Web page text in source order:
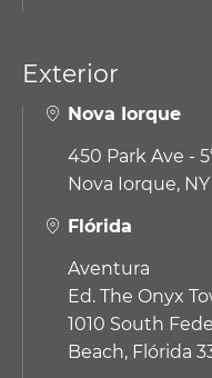
Exterior
Nova Iorque
450 Park Ave -
Nova Iorque,
Flórida
Aventura
Ed. The Onyx
1010 South
Beach, Flórida